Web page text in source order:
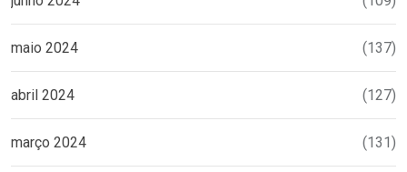
maio 2024 (137)
abril 2024 (127)
março 2024 (131)